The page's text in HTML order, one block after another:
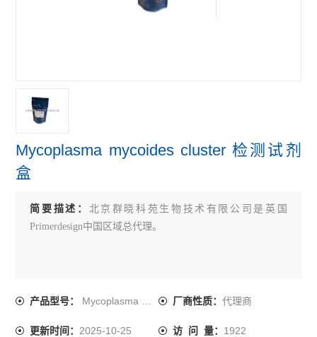
Mycoplasma mycoides cluster 检测试剂
盒
简要描述： 北京群晓科苑生物技术有限公司是英国
Primerdesign中国区域总代理。
产品型号： Mycoplasma mycoides cluster 厂商性质： 代理商
更新时间：2025-10-25 访 问 量： 1922